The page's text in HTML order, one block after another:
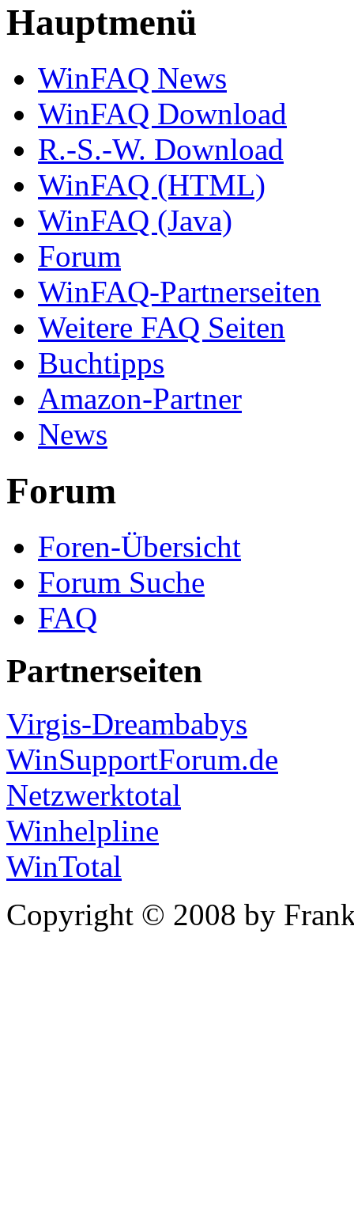
Hauptmenü
WinFAQ News
WinFAQ Download
R.-S.-W. Download
WinFAQ (HTML)
WinFAQ (Java)
Forum
WinFAQ-Partnerseiten
Weitere FAQ Seiten
Buchtipps
Amazon-Partner
News
Forum
Foren-Übersicht
Forum Suche
FAQ
Partnerseiten
Virgis-Dreambabys
WinSupportForum.de
Netzwerktotal
Winhelpline
WinTotal
Copyright © 2008 by